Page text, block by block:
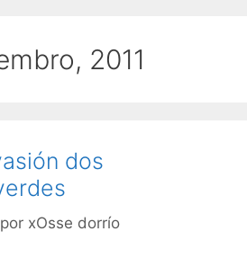
2011
dos
por xOsse dorrío